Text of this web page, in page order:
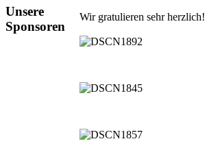
Wir gratulieren sehr herzlich!
Unsere
Sponsoren